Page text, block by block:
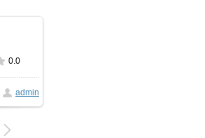
0.0
admin